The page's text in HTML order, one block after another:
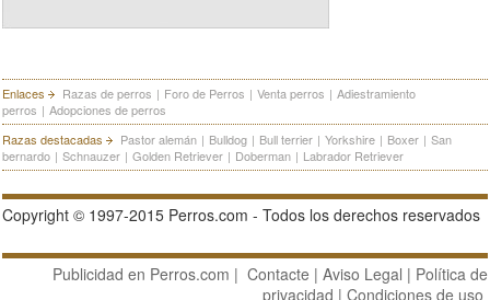
Enlaces Razas de perros | Foro de Perros | Venta perros | Adiestramiento
perros | Adopciones de perros
Razas destacadas
Pastor alemán | Bulldog | Bull terrier | Yorkshire | Boxer | San
bernardo | Schnauzer | Golden Retriever | Doberman | Labrador Retriever
Copyright © 1997-2015 Perros.com - Todos los derechos reservados
Publicidad en Perros.com | Contacte | Aviso Legal | Política de
privacidad | Condiciones de uso